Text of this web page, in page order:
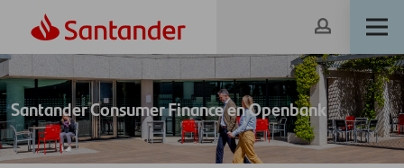
Santander Consumer Finance en Openbank